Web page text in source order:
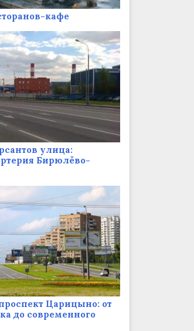
кафе
улица:
Бирюлёво-
Царицыно: от
до современного